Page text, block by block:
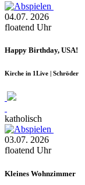
04.07. 2026
floatend Uhr
Happy Birthday, USA!
Kirche in 1Live | Schröder
katholisch
03.07. 2026
floatend Uhr
Kleines Wohnzimmer